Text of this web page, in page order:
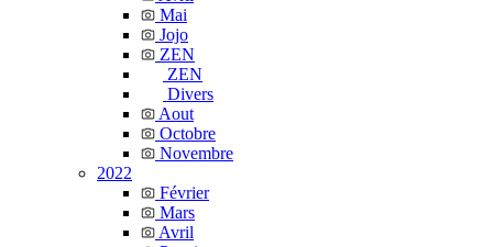
Mai
Jojo
ZEN
ZEN
Divers
Aout
Octobre
Novembre
2022
Février
Mars
Avril